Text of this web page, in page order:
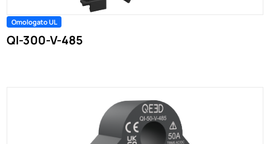
Omologato UL
QI-300-V-485